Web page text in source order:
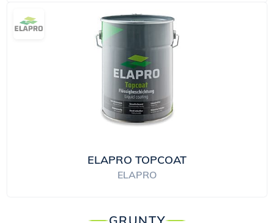
ELAPRO TOPCOAT
ELAPRO